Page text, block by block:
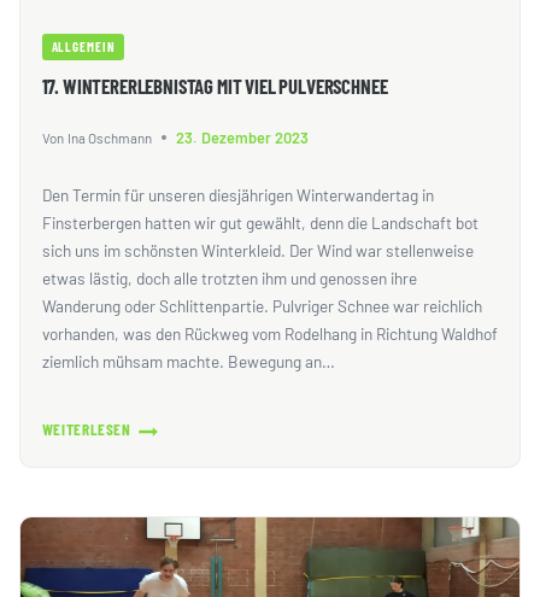
ALLGEMEIN
17. WINTERERLEBNISTAG MIT VIEL PULVERSCHNEE
Von Ina Oschmann 23. Dezember 2023
Den Termin für unseren diesjährigen Winterwandertag in
Finsterbergen hatten wir gut gewählt, denn die Landschaft bot
sich uns im schönsten Winterkleid. Der Wind war stellenweise
etwas lästig, doch alle trotzten ihm und genossen ihre
Wanderung oder Schlittenpartie. Pulvriger Schnee war reichlich
vorhanden, was den Rückweg vom Rodelhang in Richtung Waldhof
ziemlich mühsam machte. Bewegung an…
WEITERLESEN
17.
VIEL
PULVERSCHNEE